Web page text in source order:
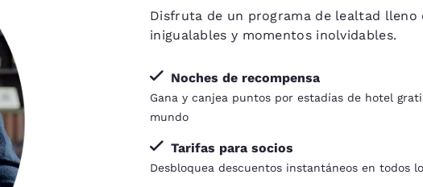
Disfruta de un programa de lealtad lleno
inigualables y momentos inolvidables.
Noches de recompensa
Gana y canjea puntos por estadías de hotel
mundo
Tarifas para socios
Desbloquea descuentos instantáneos en todos